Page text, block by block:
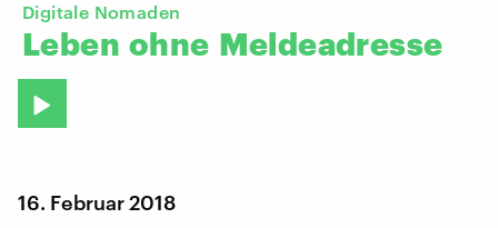
Digitale Nomaden
Leben ohne Meldeadresse
16. Februar 2018